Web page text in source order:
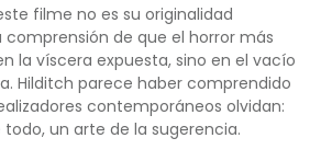
filme no es su originalidad
comprensión de que el horror más
la víscera expuesta, sino en el vacío
Hilditch parece haber comprendido
contemporáneos olvidan:
un arte de la sugerencia.